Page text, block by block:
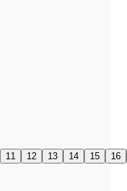
11 12 13 14 15 16